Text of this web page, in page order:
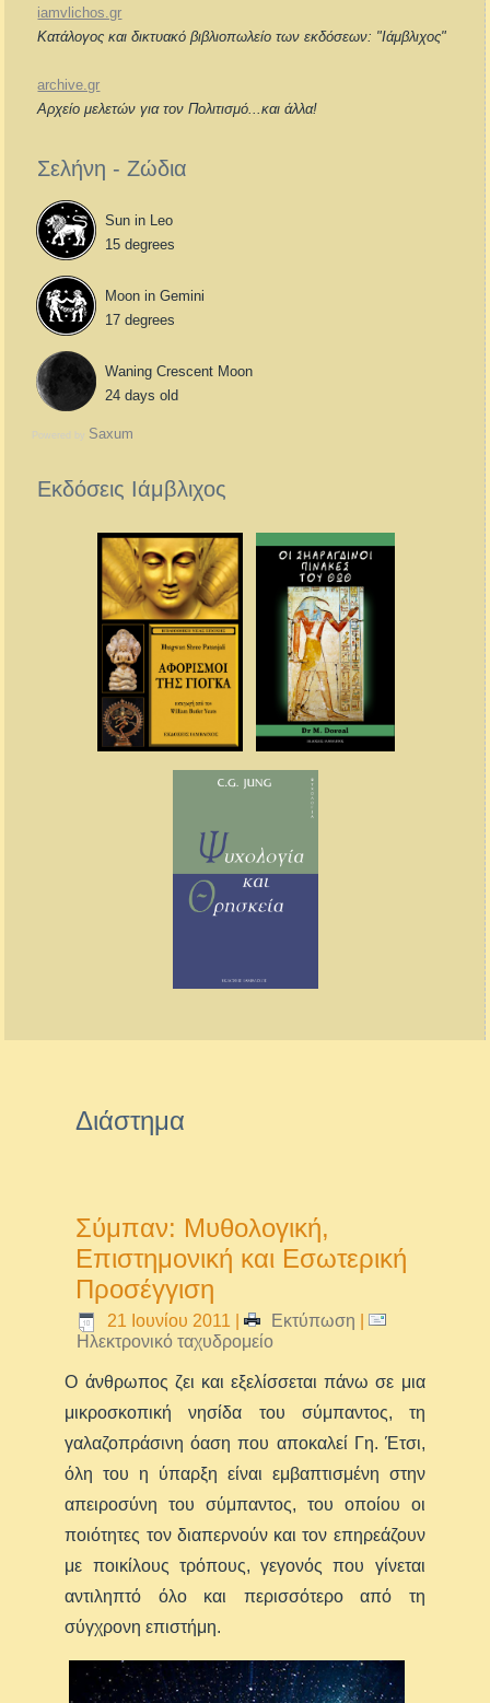
iamvlichos.gr
Κατάλογος και δικτυακό βιβλιοπωλείο των εκδόσεων: "Ιάμβλιχος"
archive.gr
Αρχείο μελετών για τον Πολιτισμό...και άλλα!
Σελήνη - Ζώδια
Sun in Leo
15 degrees
Moon in Gemini
17 degrees
Waning Crescent Moon
24 days old
Powered by Saxum
Εκδόσεις Ιάμβλιχος
Διάστημα
Σύμπαν: Μυθολογική,
Επιστημονική και Εσωτερική
Προσέγγιση
21 Ιουνίου 2011 | Εκτύπωση
Ηλεκτρονικό ταχυδρομείο
Ο άνθρωπος ζει και εξελίσσεται πάνω σε μια
μικροσκοπική νησίδα του σύμπαντος, τη
γαλαζοπράσινη όαση που αποκαλεί Γη. Έτσι,
όλη του η ύπαρξη είναι εμβαπτισμένη στην
απειροσύνη του σύμπαντος, του οποίου οι
ποιότητες τον διαπερνούν και τον επηρεάζουν
με ποικίλους τρόπους, γεγονός που γίνεται
αντιληπτό όλο και περισσότερο από τη
σύγχρονη επιστήμη.